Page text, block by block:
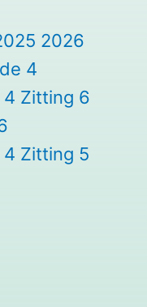
2026
4
Zitting 6
Zitting 5